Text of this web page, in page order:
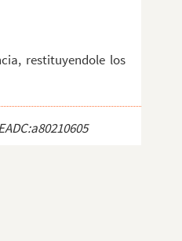
restituyendole los